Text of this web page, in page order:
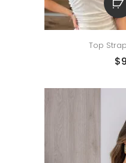
Top
$